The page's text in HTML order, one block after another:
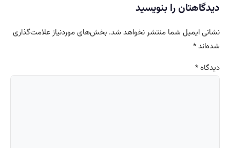
دیدگاهتان را بنویسید
نشانی ایمیل شما منتشر نخواهد شد. بخش‌های موردنیاز علامت‌گذاری
شده‌اند*
دیدگاه*